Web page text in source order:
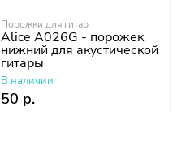
Порожки для гитар
Alice A026G - порожек
нижний для акустической
гитары
В наличии
50 р.